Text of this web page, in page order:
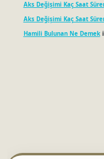
Aks Değişimi Kaç Saat
Aks Değişimi Kaç Saat
Hamili Bulunan Ne Demek